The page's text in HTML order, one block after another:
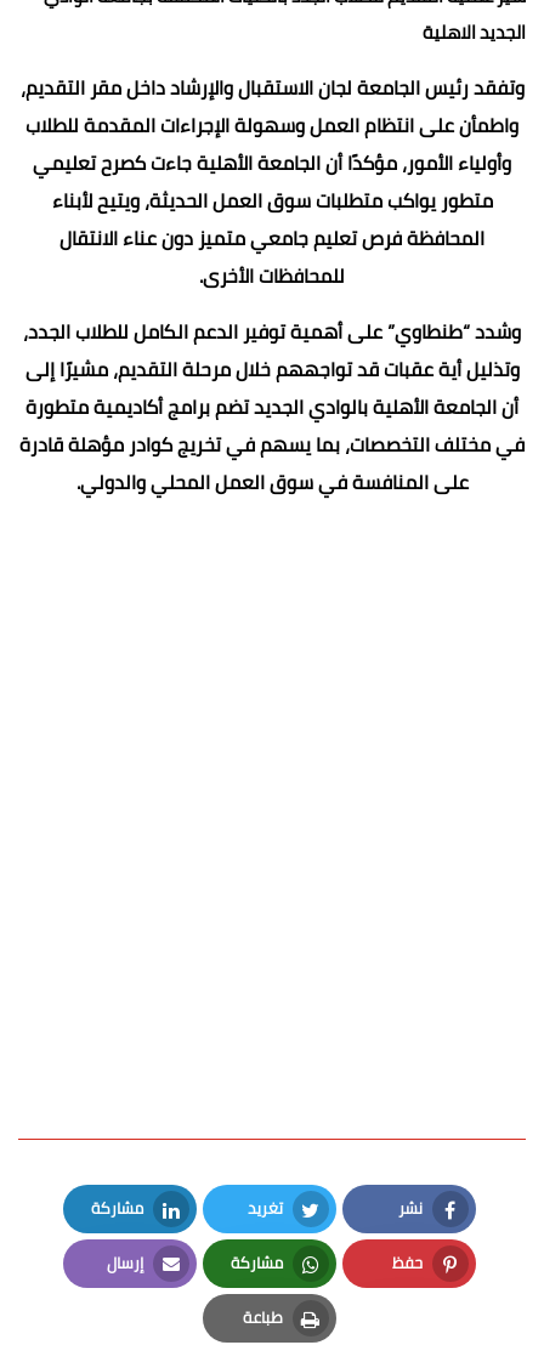
الجديد الاهلية
وتفقد رئيس الجامعة لجان الاستقبال والإرشاد داخل مقر التقديم،
واطمأن على انتظام العمل وسهولة الإجراءات المقدمة للطلاب
وأولياء الأمور، مؤكدًا أن الجامعة الأهلية جاءت كصرح تعليمي
متطور يواكب متطلبات سوق العمل الحديثة، ويتيح لأبناء
المحافظة فرص تعليم جامعي متميز دون عناء الانتقال
للمحافظات الأخرى.
وشدد “طنطاوي” على أهمية توفير الدعم الكامل للطلاب الجدد،
وتذليل أية عقبات قد تواجههم خلال مرحلة التقديم، مشيرًا إلى
أن الجامعة الأهلية بالوادي الجديد تضم برامج أكاديمية متطورة
في مختلف التخصصات، بما يسهم في تخريج كوادر مؤهلة قادرة
على المنافسة في سوق العمل المحلي والدولي.
نشر
Facebook
تغريد
Twitter
مشاركة
LinkedIn
حفظ
Pinterest
مشاركة
Whatsapp
إرسال
Email
طباعة
Print